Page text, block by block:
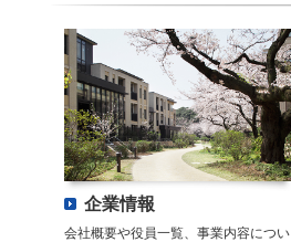
企業情報
会社概要や役員一覧、事業内容につい